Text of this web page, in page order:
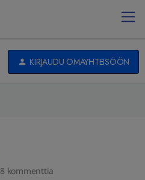
KIRJAUDU OMAYHTEISÖÖN
8 kommenttia